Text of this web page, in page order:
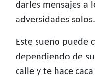
darles mensajes a
adversidades solos.
Este sueño puede
dependiendo de
calle y te hace